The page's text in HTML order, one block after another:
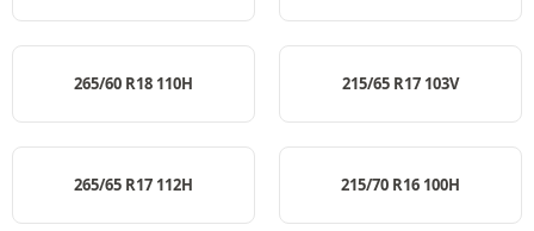
265/60 R18 110H 215/65 R17 103V
265/65 R17 112H 215/70 R16 100H